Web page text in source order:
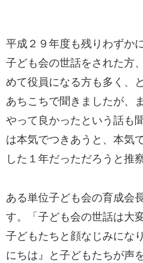
平成２９年度も残りわずか
子ども会の世話をされた方
めて役員になる方も多く、
あちこちで聞きましたが、
やって良かったという話も
は本気でつきあうと、本気
した１年だっただろうと推
ある単位子ども会の育成会
す。「子ども会の世話は大
子どもたちと顔なじみにな
にちは』と子どもたちが声